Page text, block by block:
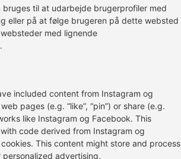
bruges til at udarbejde brugerprofiler med
eller på at følge brugeren på dette websted
med lignende
included content from Instagram og
pages (e.g. “like”, “pin”) or share (e.g.
like Instagram og Facebook. This
code derived from Instagram og
This content might store and process
advertising.